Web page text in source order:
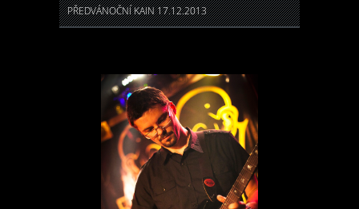
PŘEDVÁNOČNÍ KAIN 17.12.2013